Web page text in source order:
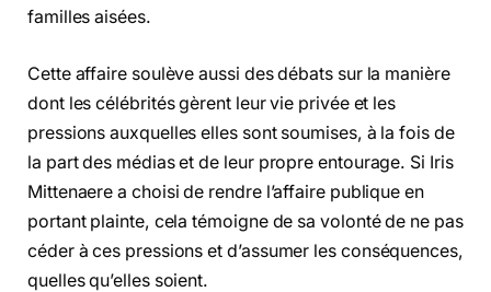
familles aisées.
Cette affaire soulève aussi des débats sur la manière
dont les célébrités gèrent leur vie privée et les
pressions auxquelles elles sont soumises, à la fois de
la part des médias et de leur propre entourage. Si Iris
Mittenaere a choisi de rendre l’affaire publique en
portant plainte, cela témoigne de sa volonté de ne pas
céder à ces pressions et d’assumer les conséquences,
quelles qu’elles soient.